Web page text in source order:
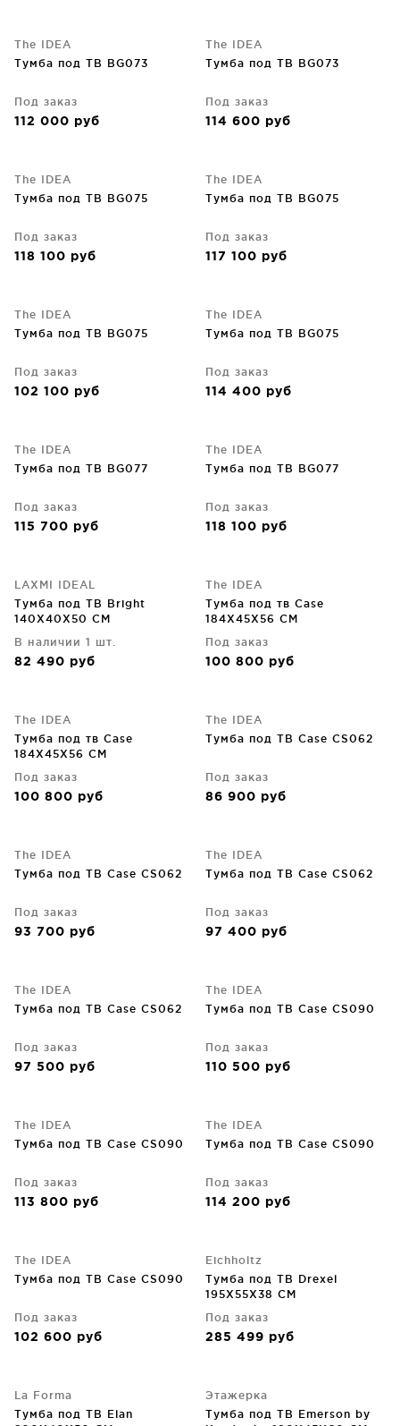
The IDEA
Тумба под ТВ BG073
Под заказ
112 000 руб
The IDEA
Тумба под ТВ BG073
Под заказ
114 600 руб
The IDEA
Тумба под ТВ BG075
Под заказ
118 100 руб
The IDEA
Тумба под ТВ BG075
Под заказ
117 100 руб
The IDEA
Тумба под ТВ BG075
Под заказ
102 100 руб
The IDEA
Тумба под ТВ BG075
Под заказ
114 400 руб
The IDEA
Тумба под ТВ BG077
Под заказ
115 700 руб
The IDEA
Тумба под ТВ BG077
Под заказ
118 100 руб
LAXMI IDEAL
Тумба под ТВ Bright
140X40X50 CM
В наличии 1 шт.
82 490 руб
The IDEA
Тумба под тв Case
184X45X56 CM
Под заказ
100 800 руб
The IDEA
Тумба под тв Case
184X45X56 CM
Под заказ
100 800 руб
The IDEA
Тумба под ТВ Case CS062
Под заказ
86 900 руб
The IDEA
Тумба под ТВ Case CS062
Под заказ
93 700 руб
The IDEA
Тумба под ТВ Case CS062
Под заказ
97 400 руб
The IDEA
Тумба под ТВ Case CS062
Под заказ
97 500 руб
The IDEA
Тумба под ТВ Case CS090
Под заказ
110 500 руб
The IDEA
Тумба под ТВ Case CS090
Под заказ
113 800 руб
The IDEA
Тумба под ТВ Case CS090
Под заказ
114 200 руб
The IDEA
Тумба под ТВ Case CS090
Под заказ
102 600 руб
Eichholtz
Тумба под ТВ Drexel
195X55X38 CM
Под заказ
285 499 руб
La Forma
Тумба под ТВ Elan
Этажерка
Тумба под ТВ Emerson by